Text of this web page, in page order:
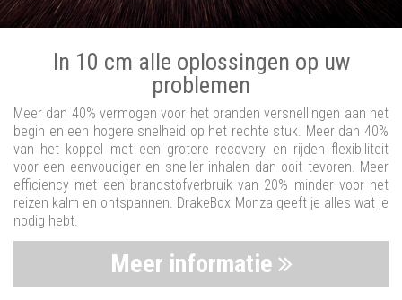
In 10 cm alle oplossingen op uw
problemen
Meer dan 40% vermogen voor het branden versnellingen aan het
begin en een hogere snelheid op het rechte stuk. Meer dan 40%
van het koppel met een grotere recovery en rijden flexibiliteit
voor een eenvoudiger en sneller inhalen dan ooit tevoren. Meer
efficiency met een brandstofverbruik van 20% minder voor het
reizen kalm en ontspannen. DrakeBox Monza geeft je alles wat je
nodig hebt.
Meer informatie